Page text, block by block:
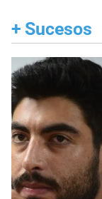
+ Sucesos